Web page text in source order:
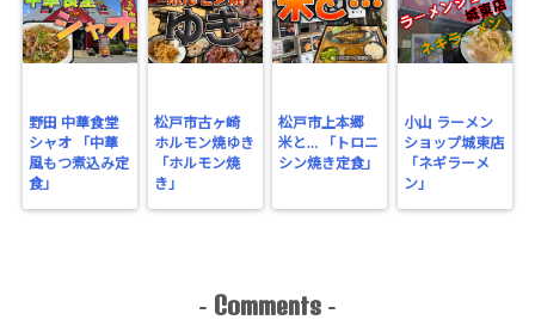
野田 中華食堂
シャオ 「中華
風もつ煮込み定
食」
松戸市古ヶ崎
ホルモン焼ゆき
「ホルモン焼
き」
松戸市上本郷
米と… 「トロニ
シン焼き定食」
小山 ラーメン
ショップ城東店
「ネギラーメ
ン」
- Comments -